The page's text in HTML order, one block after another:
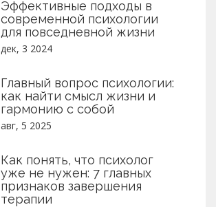
Эффективные подходы в
современной психологии
для повседневной жизни
дек, 3 2024
Главный вопрос психологии:
как найти смысл жизни и
гармонию с собой
авг, 5 2025
Как понять, что психолог
уже не нужен: 7 главных
признаков завершения
терапии